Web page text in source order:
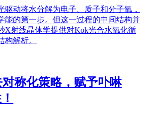
驱动将水分解为电子、质子和分子氧，
能的第一步。但这一过程的中间结构并
X射线晶体学提供对Kok光合水氧化循
解析。
对称化策略，赋予卟啉